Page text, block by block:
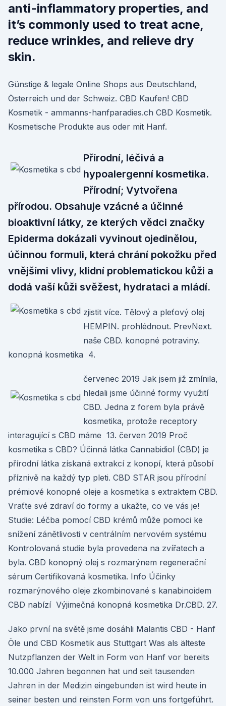
anti-inflammatory properties, and
it’s commonly used to treat acne,
reduce wrinkles, and relieve dry
skin.
Günstige & legale Online Shops aus Deutschland,
Österreich und der Schweiz. CBD Kaufen! CBD
Kosmetik - ammanns-hanfparadies.ch CBD Kosmetik.
Kosmetische Produkte aus oder mit Hanf.
Přírodní, léčivá a
hypoalergenní kosmetika.
Přírodní; Vytvořena
přírodou. Obsahuje vzácné a účinné
bioaktivní látky, ze kterých vědci značky
Epiderma dokázali vyvinout ojedinělou,
účinnou formuli, která chrání pokožku před
vnějšími vlivy, klidní problematickou kůži a
dodá vaší kůži svěžest, hydrataci a mládí.
zjistit více. Tělový a pleťový olej
HEMPIN. prohlédnout. PrevNext.
naše CBD. konopné potraviny.
konopná kosmetika 4.
červenec 2019 Jak jsem již zmínila,
hledali jsme účinné formy využití
CBD. Jedna z forem byla právě
kosmetika, protože receptory
interagující s CBD máme 13. červen 2019 Proč
kosmetika s CBD? Účinná látka Cannabidiol (CBD) je
přírodní látka získaná extrakcí z konopí, která působí
příznivě na každý typ pleti. CBD STAR jsou přírodní
prémiové konopné oleje a kosmetika s extraktem CBD.
Vraťte své zdraví do formy a ukažte, co ve vás je!
Studie: Léčba pomocí CBD krémů může pomoci ke
snížení zánětlivosti v centrálním nervovém systému
Kontrolovaná studie byla provedena na zvířatech a
byla. CBD konopný olej s rozmarýnem regenerační
sérum Certifikovaná kosmetika. Info Účinky
rozmarýnového oleje zkombinované s kanabinoidem
CBD nabízí Výjimečná konopná kosmetika Dr.CBD. 27.
Jako první na světě jsme dosáhli Malantis CBD - Hanf
Öle und CBD Kosmetik aus Stuttgart Was als älteste
Nutzpflanzen der Welt in Form von Hanf vor bereits
10.000 Jahren begonnen hat und seit tausenden
Jahren in der Medizin eingebunden ist wird heute in
seiner besten und reinsten Form von uns fortgeführt.